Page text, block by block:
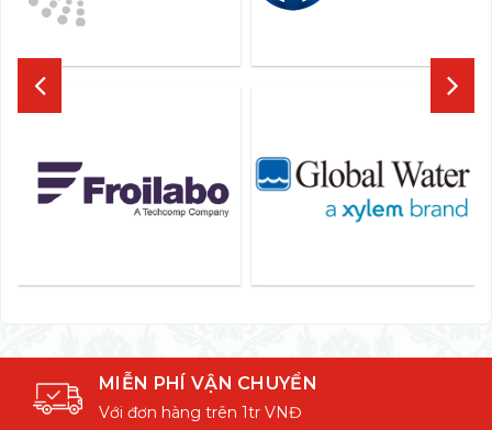
MIỄN PHÍ VẬN CHUYỂN
Với đơn hàng trên 1tr VNĐ